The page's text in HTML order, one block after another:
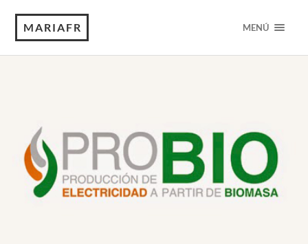
MARIAFR MENÚ